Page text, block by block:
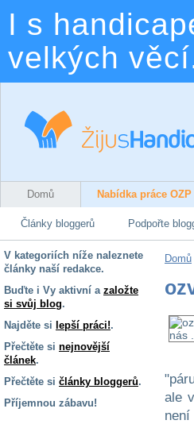
I s
velkých
Domů Nabídka práce OZP
Články bloggerů Podpořte
V kategoriích níže naleznete
články naší redakce.
Buďte i Vy aktivní a založte
si svůj blog.
Najděte si lepší práci!.
Přečtěte si nejnovější
článek.
Přečtěte si články bloggerů.
Příjemnou zábavu!
Domů
ale